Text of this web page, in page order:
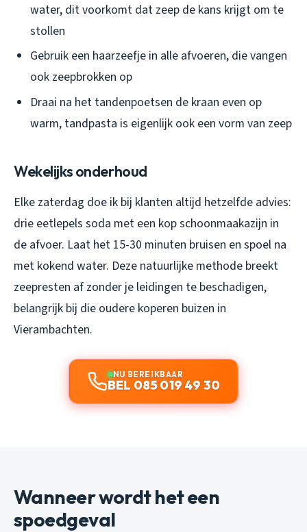
water, dit voorkomt dat zeep de kans krijgt om te
stollen
Gebruik een haarzeefje in alle afvoeren, die vangen
ook zeepbrokken op
Draai na het tandenpoetsen de kraan even op
warm, tandpasta is eigenlijk ook een vorm van zeep
Wekelijks onderhoud
Elke zaterdag doe ik bij klanten altijd hetzelfde advies:
drie eetlepels soda met een kop schoonmaakazijn in
de afvoer. Laat het 15-30 minuten bruisen en spoel na
met kokend water. Deze natuurlijke methode breekt
zeepresten af zonder je leidingen te beschadigen,
belangrijk bij die oudere koperen buizen in
Vierambachten.
NU BEREIKBAAR
BEL 085 019 49 30
Wanneer wordt het een
spoedgeval